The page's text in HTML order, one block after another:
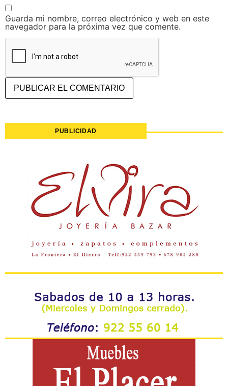
Guarda mi nombre, correo electrónico y web en este
navegador para la próxima vez que comente.
PUBLICIDAD